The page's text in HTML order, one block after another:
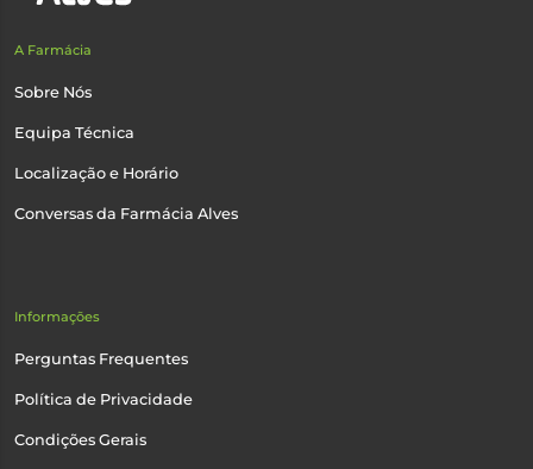
A Farmácia
Sobre Nós
Equipa Técnica
Localização e Horário
Conversas da Farmácia Alves
Informações
Perguntas Frequentes
Política de Privacidade
Condições Gerais